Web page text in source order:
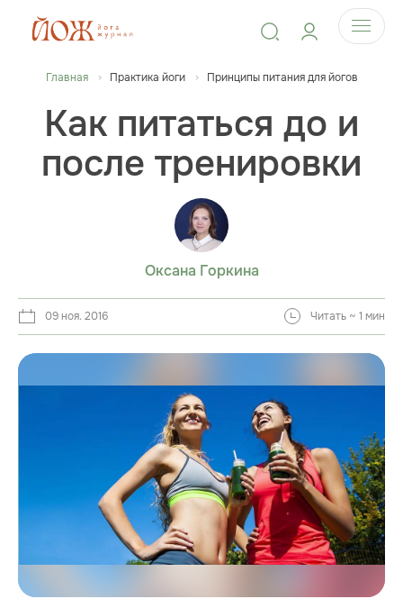
Главная Практика йоги Принципы питания для йогов
Как питаться до и
после тренировки
Оксана Горкина
09 ноя. 2016 Читать ~ 1 мин